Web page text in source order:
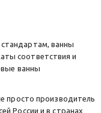
ванны
соответствия и
ванны
просто производитель
России и в странах